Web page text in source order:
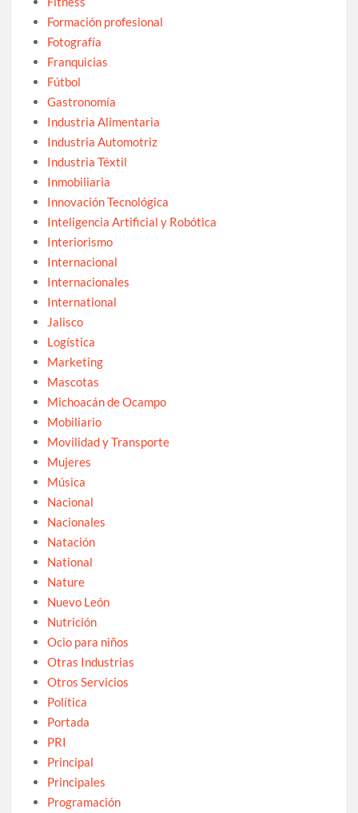
Formación profesional
Fotografía
Franquicias
Fútbol
Gastronomía
Industria Alimentaria
Industria Automotriz
Industria Téxtil
Inmobiliaria
Innovación Tecnológica
Inteligencia Artificial y Robótica
Interiorismo
Internacional
Internacionales
International
Jalisco
Logística
Marketing
Mascotas
Michoacán de Ocampo
Mobiliario
Movilidad y Transporte
Mujeres
Música
Nacional
Nacionales
Natación
National
Nature
Nuevo León
Nutrición
Ocio para niños
Otras Industrias
Otros Servicios
Política
Portada
PRI
Principal
Principales
Programación